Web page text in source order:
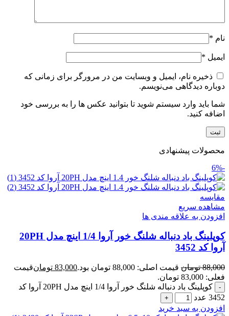
نام *
ایمیل *
ذخیره نام، ایمیل و وبسایت من در مرورگر برای زمانی که
دوباره دیدگاهی می‌نویسم.
شما باید وارد سیستم شوید تا بتوانید عکس ها را به بررسی خود
اضافه کنید.
محصولات پیشنهادی
-6%
مقایسه
مشاهده سریع
افزودن به علاقه مندی ها
کوپلینگ باد دنباله شلنگ خور آروا 1/4 اینچ مدل 20PH
آروا کد 3452
88,000 تومان قیمت اصلی: 88,000 تومان بود. 83,000 تومانقیمت
فعلی: 83,000 تومان.
کوپلینگ باد دنباله شلنگ خور آروا 1/4 اینچ مدل 20PH آروا کد
3452 عدد
افزودن به سبد خرید